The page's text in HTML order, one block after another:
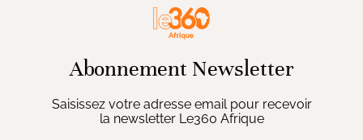
Abonnement Newsletter
Saisissez votre adresse email pour recevoir
la newsletter Le360 Afrique